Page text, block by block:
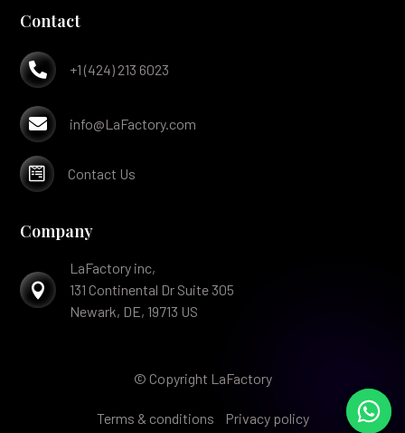
Contact
 +1 (424) 213 6023
 info@LaFactory.com
 Contact Us
Company

LaFactory inc,
131 Continental Dr Suite 305
Newark, DE, 19713 US
© Copyright LaFactory
Terms & conditions Privacy policy